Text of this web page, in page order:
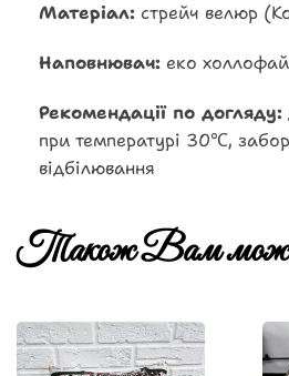
Матеріал: стрейч велюр
Наповнювач: еко
Рекомендації по догляду:
при температурі 30℃,
відбілювання
Також Вам може